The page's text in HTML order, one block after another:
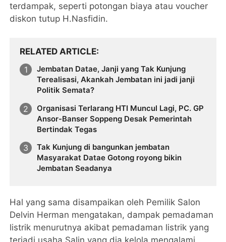
terdampak, seperti potongan biaya atau voucher
diskon tutup H.Nasfidin.
RELATED ARTICLE
Jembatan Datae, Janji yang Tak Kunjung
Terealisasi, Akankah Jembatan ini jadi janji
Politik Semata?
Organisasi Terlarang HTI Muncul Lagi, PC. GP
Ansor-Banser Soppeng Desak Pemerintah
Bertindak Tegas
Tak Kunjung di bangunkan jembatan
Masyarakat Datae Gotong royong bikin
Jembatan Seadanya
Hal yang sama disampaikan oleh Pemilik Salon
Delvin Herman mengatakan, dampak pemadaman
listrik menurutnya akibat pemadaman listrik yang